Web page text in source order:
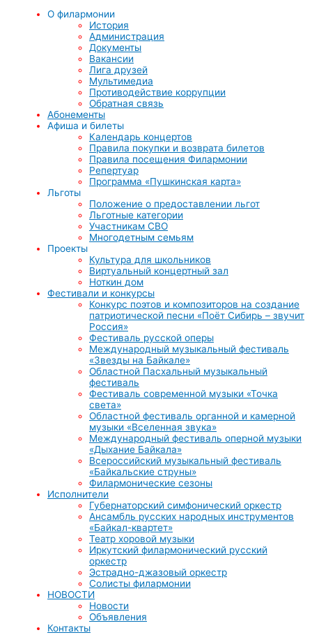
О филармонии
История
Администрация
Документы
Вакансии
Лига друзей
Мультимедиа
Противодействие коррупции
Обратная связь
Абонементы
Афиша и билеты
Календарь концертов
Правила покупки и возврата билетов
Правила посещения Филармонии
Репертуар
Программа «Пушкинская карта»
Льготы
Положение о предоставлении льгот
Льготные категории
Участникам СВО
Многодетным семьям
Проекты
Культура для школьников
Виртуальный концертный зал
Ноткин дом
Фестивали и конкурсы
Конкурс поэтов и композиторов на создание
патриотической песни «Поёт Сибирь – звучит
Россия»
Фестиваль русской оперы
Международный музыкальный фестиваль
«Звезды на Байкале»
Областной Пасхальный музыкальный
фестиваль
Фестиваль современной музыки «Точка
света»
Областной фестиваль органной и камерной
музыки «Вселенная звука»
Международный фестиваль оперной музыки
«Дыхание Байкала»
Всероссийский музыкальный фестиваль
«Байкальские струны»
Филармонические сезоны
Исполнители
Губернаторский симфонический оркестр
Ансамбль русских народных инструментов
«Байкал-квартет»
Театр хоровой музыки
Иркутский филармонический русский
оркестр
Эстрадно-джазовый оркестр
Солисты филармонии
НОВОСТИ
Новости
Объявления
Контакты